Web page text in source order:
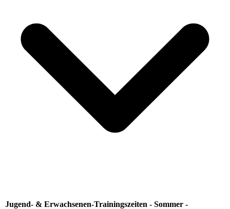
Jugend- & Erwachsenen-Trainingszeiten - Sommer -